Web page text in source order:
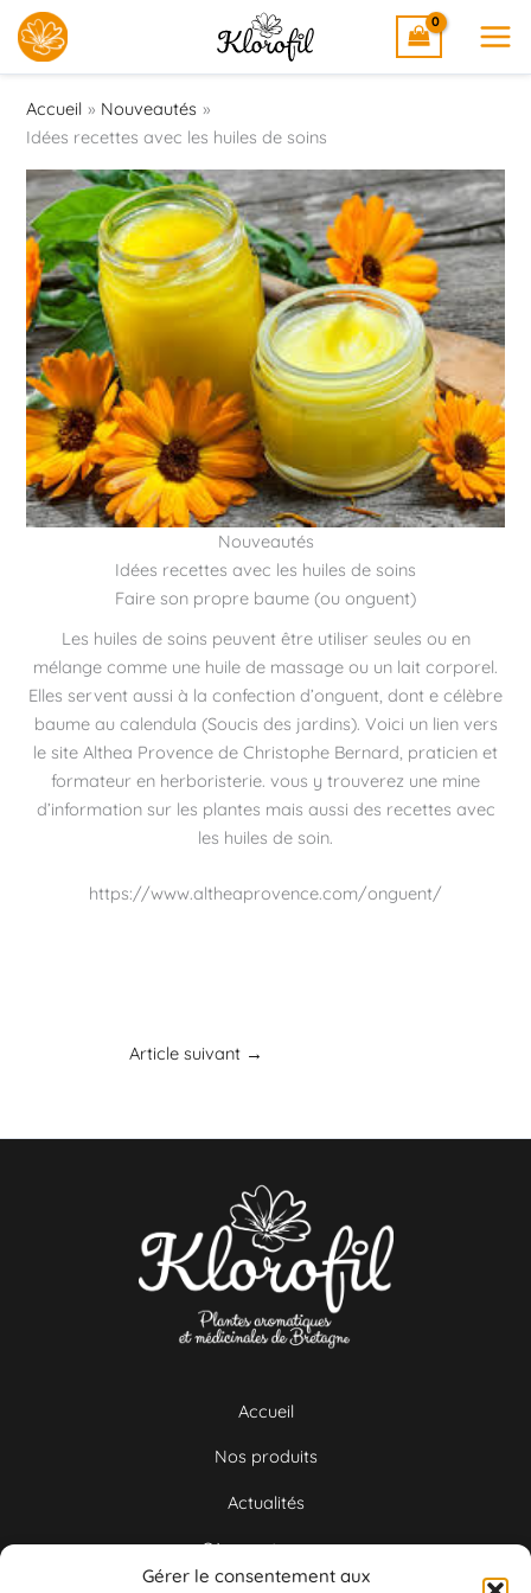
Gérer le consentement aux
Aller
au
contenu
Accueil
Nouveautés
Idées recettes avec les huiles de soins
Nouveautés
Idées recettes avec les huiles de soins
Faire son propre baume (ou onguent)
Les huiles de soins peuvent être utiliser seules ou en
mélange comme une huile de massage ou un lait corporel.
Elles servent aussi à la confection d’onguent, dont e célèbre
baume au calendula (Soucis des jardins). Voici un lien vers
le site Althea Provence de Christophe Bernard, praticien et
formateur en herboristerie. vous y trouverez une mine
d’information sur les plantes mais aussi des recettes avec
les huiles de soin.
https://www.altheaprovence.com/onguent/
Article suivant →
Accueil
Nos produits
Actualités
Où nous trouver